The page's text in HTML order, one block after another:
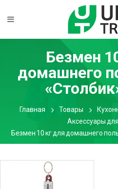
Безмен
домашнего
Главная Товары
Аксессуары
Безмен 10 кг для домашнего